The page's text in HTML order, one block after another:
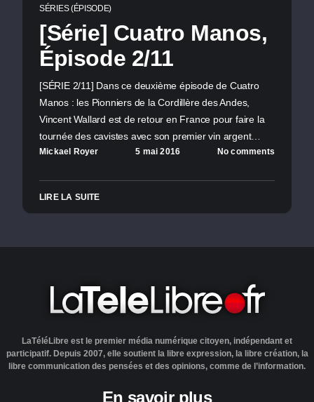
SÉRIES (ÉPISODE)
[Série] Cuatro Manos,
Épisode 2/11
[SÉRIE 2/11] Dans ce deuxième épisode de Cuatro
Manos : les Pionniers de la Cordillère des Andes,
Vincent Wallard est de retour en France pour faire la
tournée des cavistes avec son premier vin argent…
Mickael Royer 5 mai 2016 No comments
LIRE LA SUITE
LaTéléLibre est le premier média numérique citoyen, indépendant et
participatif. Depuis 2007, elle soutient la libre expression, la libre création, la
libre communication des pensées et des opinions, comme de l’information.
En savoir plus